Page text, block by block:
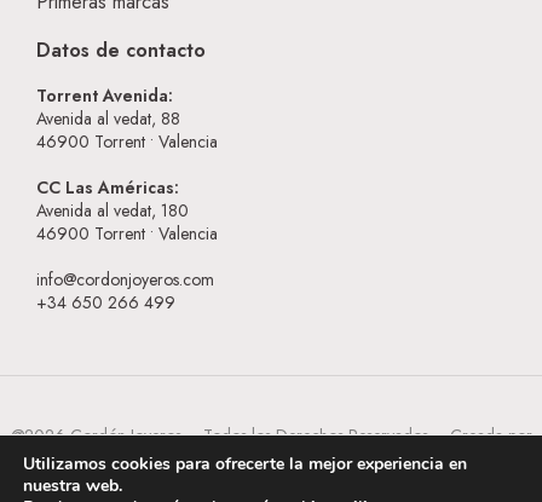
Datos de contacto
Torrent Avenida:
Avenida al vedat, 88
46900 Torrent • Valencia
CC Las Américas:
Avenida al vedat, 180
46900 Torrent • Valencia
info@cordonjoyeros.com
+34 650 266 499
@2026 Cordón Joyeros – Todos los Derechos Reservados – Creada por
BESEOWEB
Utilizamos cookies para ofrecerte la mejor experiencia en
nuestra web.